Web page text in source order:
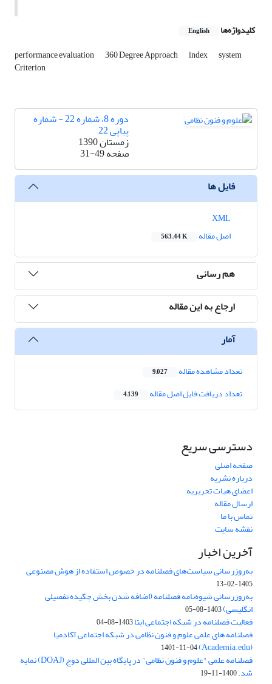
کلیدواژه‌ها English
performance evaluation 360 Degree Approach index system
Criterion
دوره 8، شماره 22 - شماره
پیاپی 22
زمستان 1390
صفحه31-49
فایل ها
اصل مقاله
563.44 K
هم رسانی
ارجاع به این مقاله
آمار
تعداد مشاهده مقاله 9,027
تعداد دریافت فایل اصل مقاله 4,139
دسترسی سریع
صفحه اصلی
درباره نشریه
اعضای هیات تحریریه
ارسال مقاله
تماس با ما
نقشه سایت
آخرین اخبار
به‌روزرسانی سیاست‌های فصلنامه در خصوص استفاده از هوش مصنوعی
1405-02-13
به‌روزرسانی شیوه‌نامه فصلنامه (اضافه شدن بخش چکیده تفصیلی
انگلیسی)1403-08-05
فعالیت فصلنامه در شبکه اجتماعی ایتا1403-08-04
فصلنامه های علمی علوم و فنون نظامی در شبکه اجتماعی آکادمیا
(Academia.edu)
1401-11-04
فصلنامه علمی "علوم و فنون نظامی" در پایگاه بین المللی دوج (DOAJ) نمایه
شد.1400-11-19